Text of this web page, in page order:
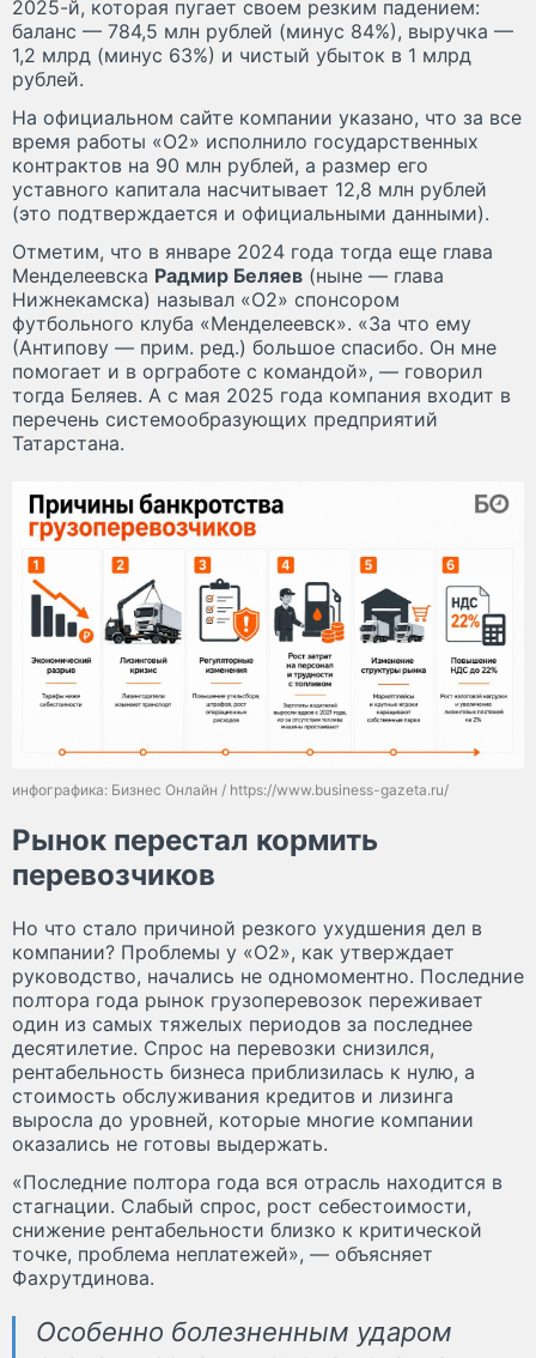
2025-й, которая пугает своем резким падением:
баланс — 784,5 млн рублей (минус 84%), выручка —
1,2 млрд (минус 63%) и чистый убыток в 1 млрд
рублей.
На официальном сайте компании указано, что за все
время работы «О2» исполнило государственных
контрактов на 90 млн рублей, а размер его
уставного капитала насчитывает 12,8 млн рублей
(это подтверждается и официальными данными).
Отметим, что в январе 2024 года тогда еще глава
Менделеевска Радмир Беляев (ныне — глава
Нижнекамска) называл «О2» спонсором
футбольного клуба «Менделеевск». «За что ему
(Антипову — прим. ред.) большое спасибо. Он мне
помогает и в оргработе с командой», — говорил
тогда Беляев. А с мая 2025 года компания входит в
перечень системообразующих предприятий
Татарстана.
инфографика: Бизнес Онлайн / https://www.business-gazeta.ru/
Рынок перестал кормить
перевозчиков
Но что стало причиной резкого ухудшения дел в
компании? Проблемы у «О2», как утверждает
руководство, начались не одномоментно. Последние
полтора года рынок грузоперевозок переживает
один из самых тяжелых периодов за последнее
десятилетие. Спрос на перевозки снизился,
рентабельность бизнеса приблизилась к нулю, а
стоимость обслуживания кредитов и лизинга
выросла до уровней, которые многие компании
оказались не готовы выдержать.
«Последние полтора года вся отрасль находится в
стагнации. Слабый спрос, рост себестоимости,
снижение рентабельности близко к критической
точке, проблема неплатежей», — объясняет
Фахрутдинова.
Особенно болезненным ударом